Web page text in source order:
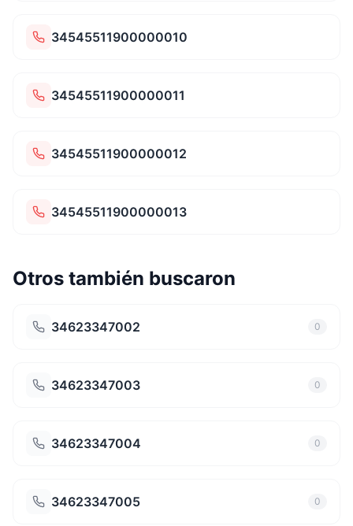
34545511900000010
34545511900000011
34545511900000012
34545511900000013
Otros también buscaron
34623347002 0
34623347003 0
34623347004 0
34623347005 0